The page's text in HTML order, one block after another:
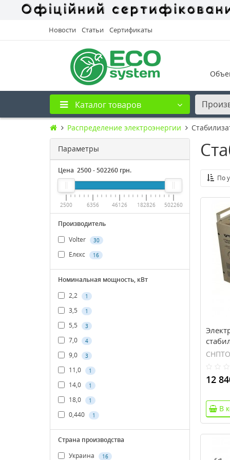
Новости Статьи Сертификаты
Каталог товаров
Распределение электроэнергии
Параметры
Цена 2500-502260 грн.
2500 6356 46126 182826 502260
Производитель
Volter
30
Елєкс 16
Номинальная мощность, кВт
2,2
1
3,5 1
5,5 3
7,0 4
9,0 3
11,0 1
14,0 1
18,0 1
0,440 1
Страна производства
Украина
16
По
265В,
12
В